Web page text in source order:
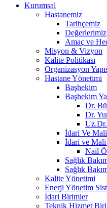
Kurumsal
Hastanemiz
Tarihçemiz
Değerlerimiz
Amaç ve
Misyon & Vizyon
Kalite Politikası
Organizasyon
Hastane Yönetimi
Başhekim
Başhekim
Dr.
Dr.
İdari Ve
İdari ve Mali
Nail
Sağlık
Sağlık
Kalite Yönetimi
Enerji Yönetim
İdari Birimler
Teknik Hizmet